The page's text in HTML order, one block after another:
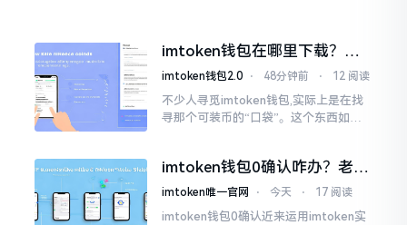
imtoken钱包在哪里下载？老
手教你几招避坑
imtoken钱包2.0 ⋅ 48分钟前 ⋅ 12 阅读
不少人寻觅imtoken钱包,实际上是在找
寻那个可装币的“口袋”。这个东西如今
持。
imtoken钱包0确认咋办？老手
教你几招快速解决
imtoken唯一官网 ⋅ 今天 ⋅ 17 阅读
imtoken钱包0确认近来运用imtoken实